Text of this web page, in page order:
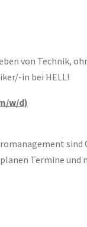
von Technik,
in bei HELL!
w/d)
Termine und